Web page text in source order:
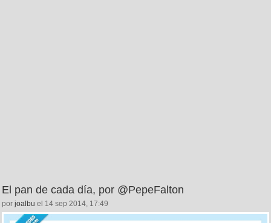
El pan de cada día, por @PepeFalton
por joalbu el 14 sep 2014, 17:49